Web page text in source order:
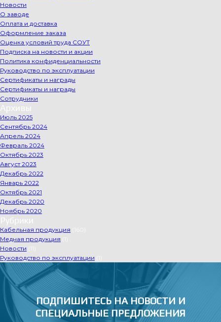
Новости
О заводе
Оплата и доставка
Оформление заказа
Оценка условий труда СОУТ
Подписка на новости и акции
Политика конфиденциальности
Руководство по эксплуатации
Сертификаты и награды
Сертификаты и награды
Сотрудники
Архивы
Июль 2025
Сентябрь 2024
Апрель 2024
Февраль 2024
Октябрь 2023
Август 2023
Декабрь 2022
Январь 2022
Октябрь 2021
Декабрь 2020
Ноябрь 2020
Рубрики
Кабельная продукция (160)
Медная продукция (1)
Новости (11)
Руководство по эксплуатации (1)
ПОДПИШИТЕСЬ НА НОВОСТИ И
СПЕЦИАЛЬНЫЕ ПРЕДЛОЖЕНИЯ